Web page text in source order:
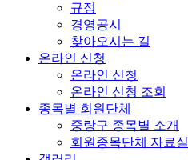
규정
경영공시
찾아오시는 길
온라인 신청
온라인 신청
온라인 신청 조회
종목별 회원단체
중랑구 종목별 소개
회원종목단체 자료실